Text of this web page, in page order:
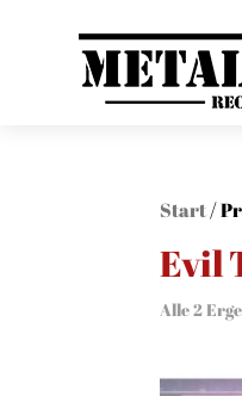
Start/
Evil
Alle 2